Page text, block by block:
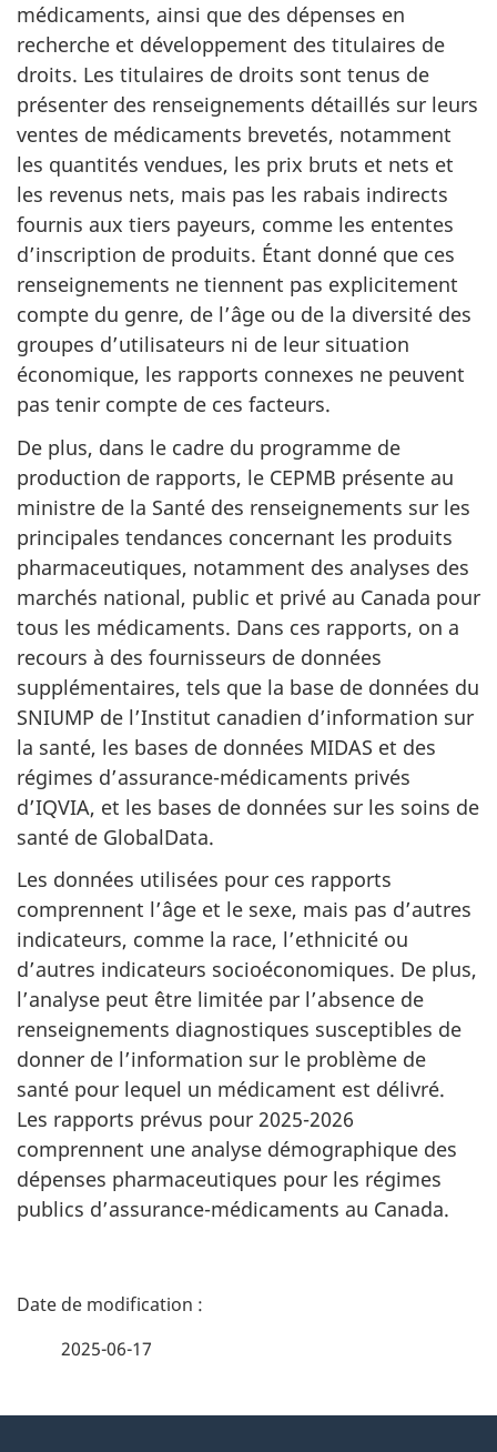
médicaments, ainsi que des dépenses en
recherche et développement des titulaires de
droits. Les titulaires de droits sont tenus de
présenter des renseignements détaillés sur leurs
ventes de médicaments brevetés, notamment
les quantités vendues, les prix bruts et nets et
les revenus nets, mais pas les rabais indirects
fournis aux tiers payeurs, comme les ententes
d’inscription de produits. Étant donné que ces
renseignements ne tiennent pas explicitement
compte du genre, de l’âge ou de la diversité des
groupes d’utilisateurs ni de leur situation
économique, les rapports connexes ne peuvent
pas tenir compte de ces facteurs.
De plus, dans le cadre du programme de
production de rapports, le CEPMB présente au
ministre de la Santé des renseignements sur les
principales tendances concernant les produits
pharmaceutiques, notamment des analyses des
marchés national, public et privé au Canada pour
tous les médicaments. Dans ces rapports, on a
recours à des fournisseurs de données
supplémentaires, tels que la base de données du
SNIUMP de l’Institut canadien d’information sur
la santé, les bases de données MIDAS et des
régimes d’assurance-médicaments privés
d’IQVIA, et les bases de données sur les soins de
santé de GlobalData.
Les données utilisées pour ces rapports
comprennent l’âge et le sexe, mais pas d’autres
indicateurs, comme la race, l’ethnicité ou
d’autres indicateurs socioéconomiques. De plus,
l’analyse peut être limitée par l’absence de
renseignements diagnostiques susceptibles de
donner de l’information sur le problème de
santé pour lequel un médicament est délivré.
Les rapports prévus pour 2025-2026
comprennent une analyse démographique des
dépenses pharmaceutiques pour les régimes
publics d’assurance-médicaments au Canada.
D
2025-06-17